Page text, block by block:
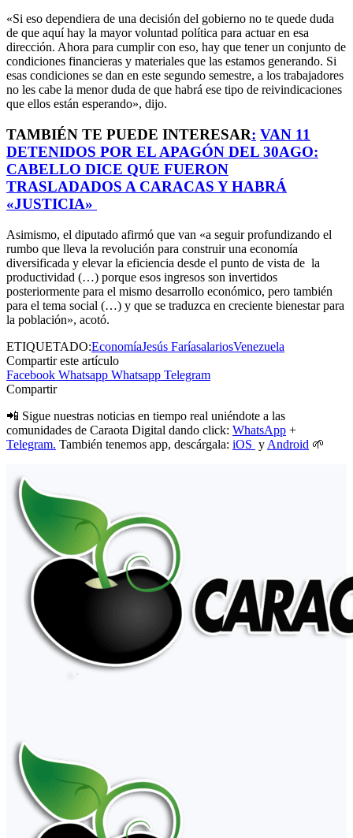
«Si eso dependiera de una decisión del gobierno no te quede duda
de que aquí hay la mayor voluntad política para actuar en esa
dirección. Ahora para cumplir con eso, hay que tener un conjunto de
condiciones financieras y materiales que las estamos generando. Si
esas condiciones se dan en este segundo semestre, a los trabajadores
no les cabe la menor duda de que habrá ese tipo de reivindicaciones
que ellos están esperando», dijo.
TAMBIÉN TE PUEDE INTERESAR: VAN 11
DETENIDOS POR EL APAGÓN DEL 30AGO:
CABELLO DICE QUE FUERON
TRASLADADOS A CARACAS Y HABRÁ
«JUSTICIA»
Asimismo, el diputado afirmó que van «a seguir profundizando el
rumbo que lleva la revolución para construir una economía
diversificada y elevar la eficiencia desde el punto de vista de la
productividad (…) porque esos ingresos son invertidos
posteriormente para el mismo desarrollo económico, pero también
para el tema social (…) y que se traduzca en creciente bienestar para
la población», acotó.
ETIQUETADO:EconomíaJesús FaríasalariosVenezuela
Compartir este artículo
Facebook Whatsapp Whatsapp Telegram
Compartir
📲 Sigue nuestras noticias en tiempo real uniéndote a las
comunidades de Caraota Digital dando click: WhatsApp +
Telegram. También tenemos app, descárgala: iOS y Android 🌱